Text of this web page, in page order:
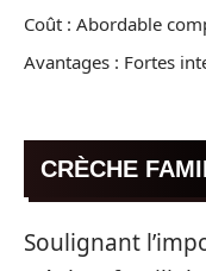
Coût : Abordable
Avantages : Fortes
CRÈCHE
Soulignant